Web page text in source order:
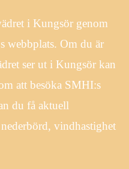
i Kungsör genom
webbplats. Om du är
ser ut i Kungsör kan
att besöka SMHI:s
du få aktuell
vindhastighet